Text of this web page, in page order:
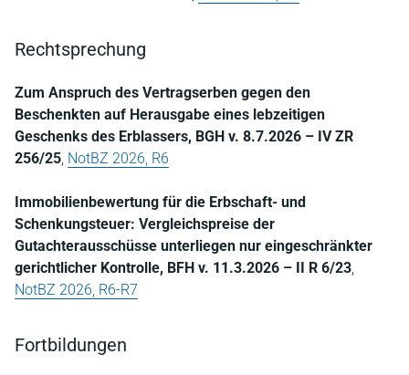
Rechtsprechung
Zum Anspruch des Vertragserben gegen den
Beschenkten auf Herausgabe eines lebzeitigen
Geschenks des Erblassers, BGH v. 8.7.2026 – IV ZR
256/25, NotBZ 2026, R6
Immobilienbewertung für die Erbschaft- und
Schenkungsteuer: Vergleichspreise der
Gutachterausschüsse unterliegen nur eingeschränkter
gerichtlicher Kontrolle, BFH v. 11.3.2026 – II R 6/23,
NotBZ 2026, R6-R7
Fortbildungen